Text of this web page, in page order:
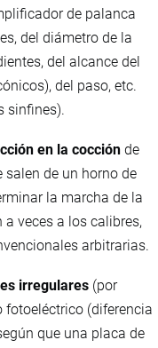
de palanca
del diámetro de la
del alcance del
del paso, etc.
sinfines).
en la cocción de
salen de un horno de
la marcha de la
veces a los calibres,
arbitrarias.
irregulares (por
fotoeléctrico (diferencia
que una placa de